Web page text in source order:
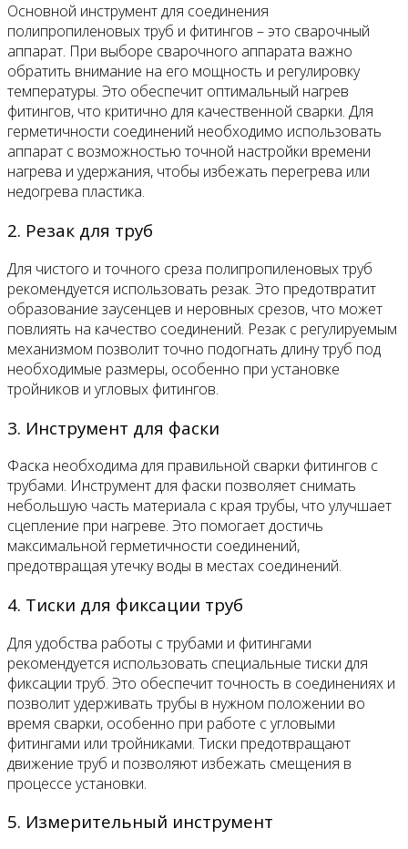
Основной инструмент для соединения
полипропиленовых труб и фитингов – это сварочный
аппарат. При выборе сварочного аппарата важно
обратить внимание на его мощность и регулировку
температуры. Это обеспечит оптимальный нагрев
фитингов, что критично для качественной сварки. Для
герметичности соединений необходимо использовать
аппарат с возможностью точной настройки времени
нагрева и удержания, чтобы избежать перегрева или
недогрева пластика.
2. Резак для труб
Для чистого и точного среза полипропиленовых труб
рекомендуется использовать резак. Это предотвратит
образование заусенцев и неровных срезов, что может
повлиять на качество соединений. Резак с регулируемым
механизмом позволит точно подогнать длину труб под
необходимые размеры, особенно при установке
тройников и угловых фитингов.
3. Инструмент для фаски
Фаска необходима для правильной сварки фитингов с
трубами. Инструмент для фаски позволяет снимать
небольшую часть материала с края трубы, что улучшает
сцепление при нагреве. Это помогает достичь
максимальной герметичности соединений,
предотвращая утечку воды в местах соединений.
4. Тиски для фиксации труб
Для удобства работы с трубами и фитингами
рекомендуется использовать специальные тиски для
фиксации труб. Это обеспечит точность в соединениях и
позволит удерживать трубы в нужном положении во
время сварки, особенно при работе с угловыми
фитингами или тройниками. Тиски предотвращают
движение труб и позволяют избежать смещения в
процессе установки.
5. Измерительный инструмент